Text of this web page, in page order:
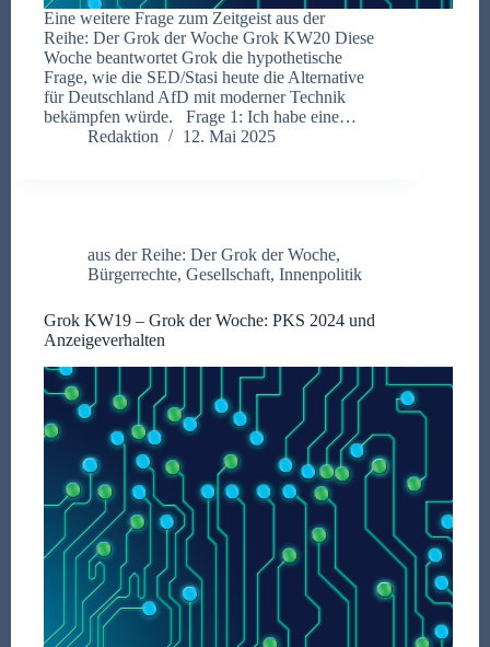
Eine weitere Frage zum Zeitgeist aus der
Reihe: Der Grok der Woche Grok KW20 Diese
Woche beantwortet Grok die hypothetische
Frage, wie die SED/Stasi heute die Alternative
für Deutschland AfD mit moderner Technik
bekämpfen würde. Frage 1: Ich habe eine…
Redaktion
12. Mai 2025
aus der Reihe: Der Grok der Woche,
Bürgerrechte, Gesellschaft, Innenpolitik
Grok KW19 – Grok der Woche: PKS 2024 und
Anzeigeverhalten